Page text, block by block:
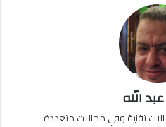
الله
تقنية وفي مجالات متعددة